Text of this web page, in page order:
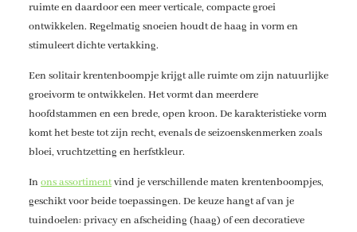
ruimte en daardoor een meer verticale, compacte groei
ontwikkelen. Regelmatig snoeien houdt de haag in vorm en
stimuleert dichte vertakking.
Een solitair krentenboompje krijgt alle ruimte om zijn natuurlijke
groeivorm te ontwikkelen. Het vormt dan meerdere
hoofdstammen en een brede, open kroon. De karakteristieke vorm
komt het beste tot zijn recht, evenals de seizoenskenmerken zoals
bloei, vruchtzetting en herfstkleur.
Inons assortimentvind je verschillende maten krentenboompjes,
geschikt voor beide toepassingen. De keuze hangt af van je
tuindoelen: privacy en afscheiding (haag) of een decoratieve